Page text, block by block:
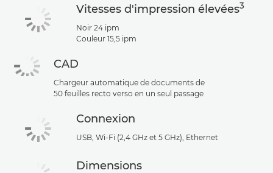
Vitesses d'impression élevées3
Noir 24 ipm
Couleur 15,5 ipm
CAD
Chargeur automatique de documents de
50 feuilles recto verso en un seul passage
Connexion
USB, Wi-Fi (2,4 GHz et 5 GHz), Ethernet
Dimensions